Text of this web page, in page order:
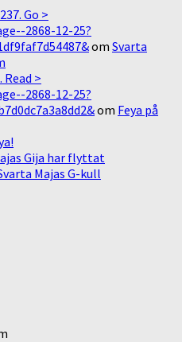
Go >
2868-12-25?
om Svarta
Read >
2868-12-25?
om Feya på
Gija har flyttat
Majas G-kull